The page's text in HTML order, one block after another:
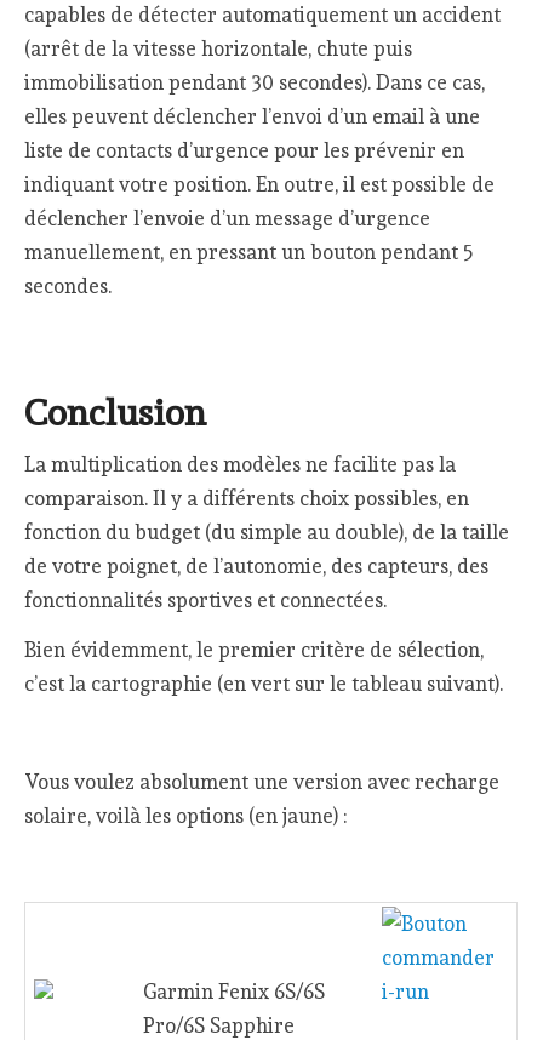
capables de détecter automatiquement un accident
(arrêt de la vitesse horizontale, chute puis
immobilisation pendant 30 secondes). Dans ce cas,
elles peuvent déclencher l’envoi d’un email à une
liste de contacts d’urgence pour les prévenir en
indiquant votre position. En outre, il est possible de
déclencher l’envoie d’un message d’urgence
manuellement, en pressant un bouton pendant 5
secondes.
Conclusion
La multiplication des modèles ne facilite pas la
comparaison. Il y a différents choix possibles, en
fonction du budget (du simple au double), de la taille
de votre poignet, de l’autonomie, des capteurs, des
fonctionnalités sportives et connectées.
Bien évidemment, le premier critère de sélection,
c’est la cartographie (en vert sur le tableau suivant).
Vous voulez absolument une version avec recharge
solaire, voilà les options (en jaune) :
Garmin Fenix 6S/6S
Pro/6S Sapphire